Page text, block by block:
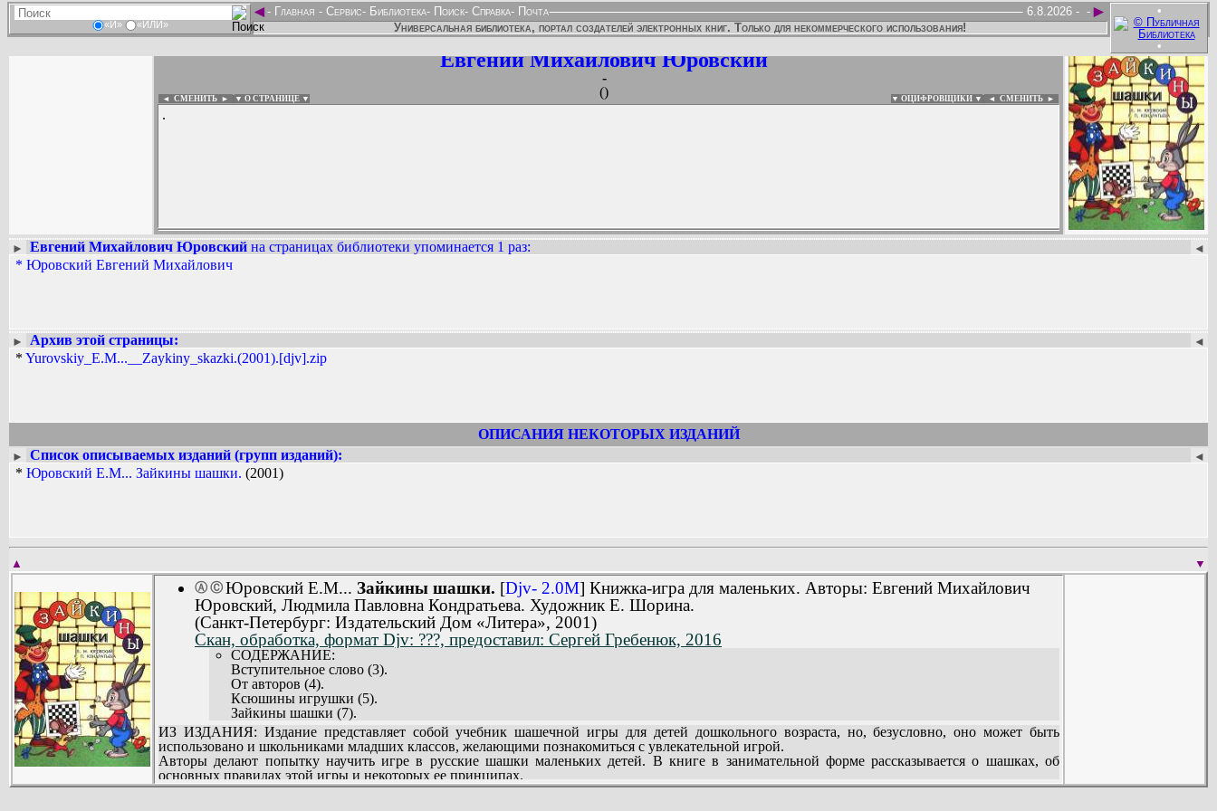
«И» «ИЛИ»
•
•
◄ ►
- Главная - Сервис- Библиотека- Поиск- Справка- Почта -
6.8.2026 -
Универсальная библиотека, портал создателей электронных книг. Только для некоммерческого использования!
Евгений Михайлович Юровский
-
()
◄ СМЕНИТЬ ► ▼ О СТРАНИЦЕ ▼ ▼ ОЦИФРОВЩИКИ ▼ ◄ СМЕНИТЬ ►
.
:
Вадим Ершов...
...
► ◄
Евгений Михайлович Юровский на страницах библиотеки упоминается 1 раз:
* Юровский Евгений Михайлович
► ◄
Архив этой страницы:
* Yurovskiy_E.M...__Zaykiny_skazki.(2001).[djv].zip
ОПИСАНИЯ НЕКОТОРЫХ ИЗДАНИЙ
► ◄
Список описываемых изданий (групп изданий):
* Юровский Е.М... Зайкины шашки. (2001)
▼
▲
Ⓐ Ⓒ Юровский Е.М... Зайкины шашки. [Djv- 2.0M] Книжка-игра для маленьких. Авторы: Евгений Михайлович
Юровский, Людмила Павловна Кондратьева. Художник Е. Шорина.
(Санкт-Петербург: Издательский Дом «Литера», 2001)
Скан, обработка, формат Djv: ???, предоставил: Сергей Гребенюк, 2016
СОДЕРЖАНИЕ:
Вступительное слово (3).
От авторов (4).
Ксюшины игрушки (5).
Зайкины шашки (7).
В доме творчества (12).
Первый урок: доска (14).
Второй урок: шашки (17).
Третий урок: ходы (20).
Четвертый урок: бой (22).
ИЗ ИЗДАНИЯ: Издание представляет собой учебник шашечной игры для детей дошкольного возраста, но, безусловно, оно может быть
использовано и школьниками младших классов, желающими познакомиться с увлекательной игрой.
Авторы делают попытку научить игре в русские шашки маленьких детей. В книге в занимательной форме рассказывается о шашках, об
основных правилах этой игры и некоторых ее принципах.